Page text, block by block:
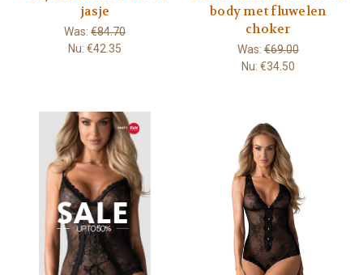
jasje
Was:€84.70
Nu:€42.35
body met fluwelen
choker
Was:€69.00
Nu: €34.50